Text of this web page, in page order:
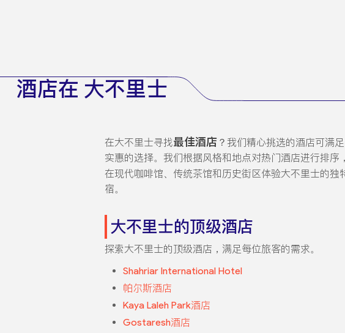
酒店在 大不里士
在大不里士寻找最佳酒店 ？我们精心挑选的酒店可满
实惠的选择。我们根据风格和地点对热门酒店进行排
在现代咖啡馆、传统茶馆和历史街区体验大不里士的独
宿。
大不里士的顶级酒店
探索大不里士的顶级酒店，满足每位旅客的需求。
Shahriar International Hotel
帕尔斯酒店
Kaya Laleh Park酒店
Gostaresh酒店